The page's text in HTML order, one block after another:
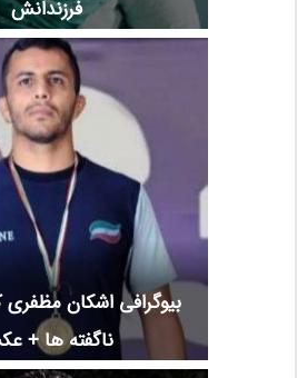
فرزندانش
بیوگرافی اشکان مظفری
ناگفته ها +